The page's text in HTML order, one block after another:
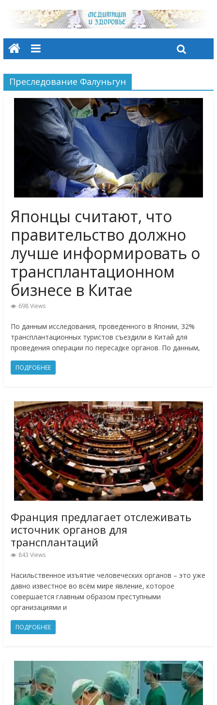
Преследование Фалуньгун
Японцы считают, что
правительство должно
лучше информировать о
трансплантационном
бизнесе в Китае
698 Views
По данным исследования, проведенного в Японии, 32%
трансплантационных туристов съездили в Китай для
проведения операции по пересадке органов. По данным,
ПОДРОБНЕЕ
Франция предлагает отслеживать
источник органов для
трансплантаций
843 Views
Насильственное изъятие человеческих органов – это уже
давно известное во всём мире явление, которое
совершается главным образом преступными
организациями и
ПОДРОБНЕЕ